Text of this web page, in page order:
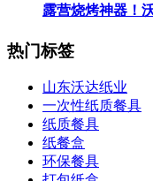
露营烧烤神器！
热门标签
山东沃达纸业
一次性纸质餐具
纸质餐具
纸餐盒
环保餐具